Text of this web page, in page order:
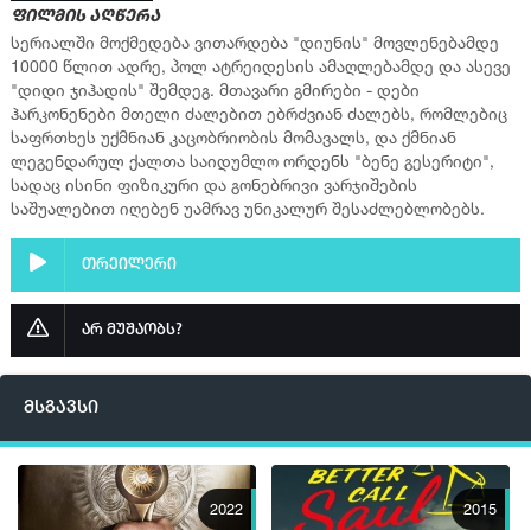
ფილმის აღწერა
სერიალში მოქმედება ვითარდება "დიუნის" მოვლენებამდე
10000 წლით ადრე, პოლ ატრეიდესის ამაღლებამდე და ასევე
"დიდი ჯიჰადის" შემდეგ. მთავარი გმირები - დები
ჰარკონენები მთელი ძალებით ებრძვიან ძალებს, რომლებიც
საფრთხეს უქმნიან კაცობრიობის მომავალს, და ქმნიან
ლეგენდარულ ქალთა საიდუმლო ორდენს "ბენე გესერიტი",
სადაც ისინი ფიზიკური და გონებრივი ვარჯიშების
საშუალებით იღებენ უამრავ უნიკალურ შესაძლებლობებს.
თრეილერი
არ მუშაობს?
მსგავსი
2022 2015